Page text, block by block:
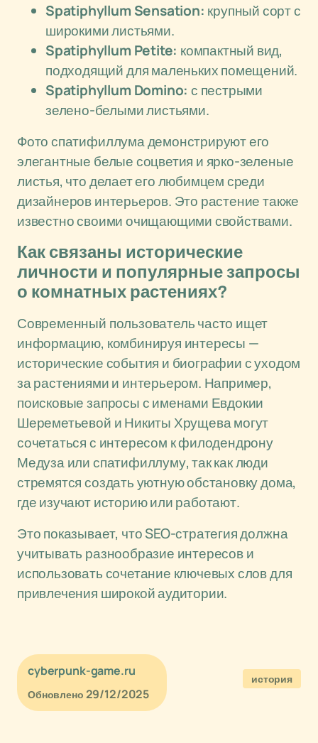
Spatiphyllum Sensation: крупный сорт с
широкими листьями.
Spatiphyllum Petite: компактный вид,
подходящий для маленьких помещений.
Spatiphyllum Domino: с пестрыми
зелено-белыми листьями.
Фото спатифиллума демонстрируют его
элегантные белые соцветия и ярко-зеленые
листья, что делает его любимцем среди
дизайнеров интерьеров. Это растение также
известно своими очищающими свойствами.
Как связаны исторические
личности и популярные запросы
о комнатных растениях?
Современный пользователь часто ищет
информацию, комбинируя интересы —
исторические события и биографии с уходом
за растениями и интерьером. Например,
поисковые запросы с именами Евдокии
Шереметьевой и Никиты Хрущева могут
сочетаться с интересом к филодендрону
Медуза или спатифиллуму, так как люди
стремятся создать уютную обстановку дома,
где изучают историю или работают.
Это показывает, что SEO-стратегия должна
учитывать разнообразие интересов и
использовать сочетание ключевых слов для
привлечения широкой аудитории.
cyberpunk-game.ru
Обновлено 29/12/2025
история